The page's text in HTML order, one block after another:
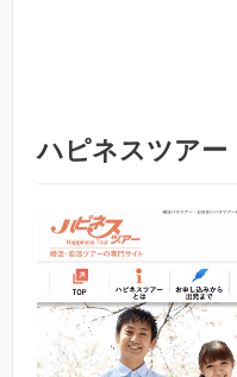
ハピネスツアー